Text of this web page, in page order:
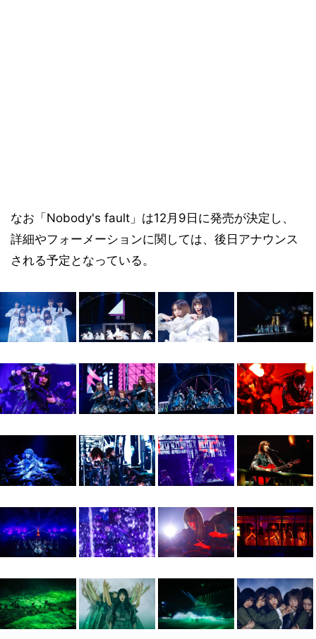
なお「Nobody's fault」は12月9日に発売が決定し、
詳細やフォーメーションに関しては、後日アナウンス
される予定となっている。